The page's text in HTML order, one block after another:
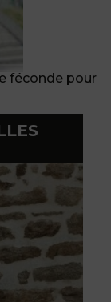
féconde pour